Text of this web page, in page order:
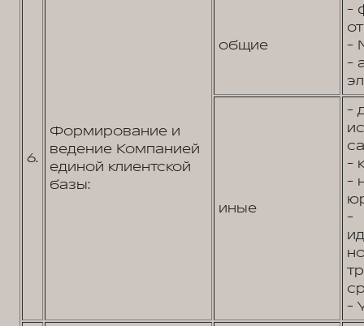
6.
Формирование и
ведение Компанией
единой клиентской
базы:
общие
-
-
-
иные
-
-
-
-
-